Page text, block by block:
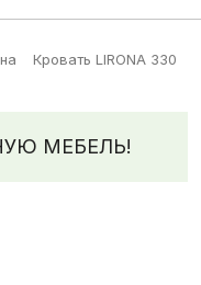
Кровать LIRONA 330
МЕБЕЛЬ!